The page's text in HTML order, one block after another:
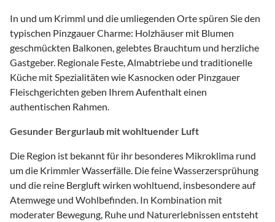
In und um Krimml und die umliegenden Orte spüren Sie den
typischen Pinzgauer Charme: Holzhäuser mit Blumen
geschmückten Balkonen, gelebtes Brauchtum und herzliche
Gastgeber. Regionale Feste, Almabtriebe und traditionelle
Küche mit Spezialitäten wie Kasnocken oder Pinzgauer
Fleischgerichten geben Ihrem Aufenthalt einen
authentischen Rahmen.
Gesunder Bergurlaub mit wohltuender Luft
Die Region ist bekannt für ihr besonderes Mikroklima rund
um die Krimmler Wasserfälle. Die feine Wasserzersprühung
und die reine Bergluft wirken wohltuend, insbesondere auf
Atemwege und Wohlbefinden. In Kombination mit
moderater Bewegung, Ruhe und Naturerlebnissen entsteht